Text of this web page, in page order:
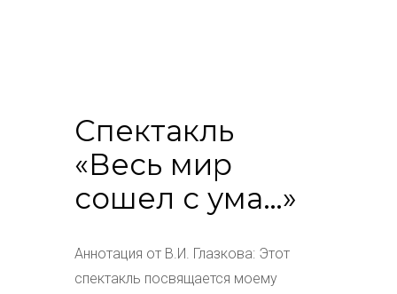
Спектакль
«Весь мир
сошел с ума…»
Аннотация от В.И. Глазкова: Этот
спектакль посвящается моему